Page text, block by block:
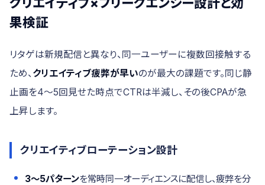
果検証
リタゲは新規配信と異なり、同一ユーザーに複数回接触する
ため、 クリエイティブ疲弊が早いのが最大の課題です。同じ静
止画を4〜5回見せた時点でCTRは半減し、その後CPAが急
上昇します。
クリエイティブローテーション設計
3〜5パターンを常時同一オーディエンスに配信し、疲弊を分